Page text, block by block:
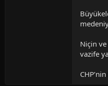
Niçin
vazife